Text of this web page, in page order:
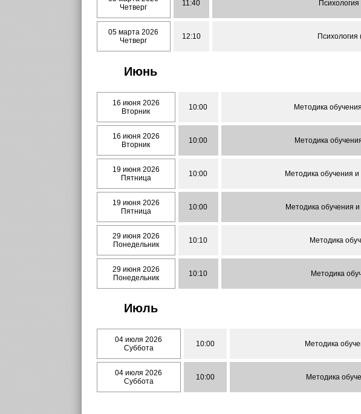
Четверг
11:40
05 марта 2026
Четверг
12:10 Психология
Июнь
16 июня 2026
Вторник
10:00 Методика
16 июня 2026
Вторник
10:00 Методика
19 июня 2026
Пятница
10:00 Методика обучения
19 июня 2026
Пятница
10:00 Методика обучения
29 июня 2026
Понедельник
10:10 Методика
29 июня 2026
Понедельник
10:10 Методика
Июль
04 июля 2026
Суббота
10:00 Методика
04 июля 2026
Суббота
10:00 Методика